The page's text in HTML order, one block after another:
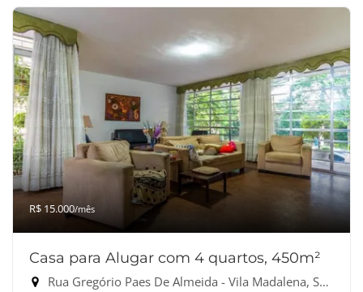
R$ 15.000/mês
Casa para Alugar com 4 quartos, 450m²
Rua Gregório Paes De Almeida - Vila Madalena, São Paulo-SP